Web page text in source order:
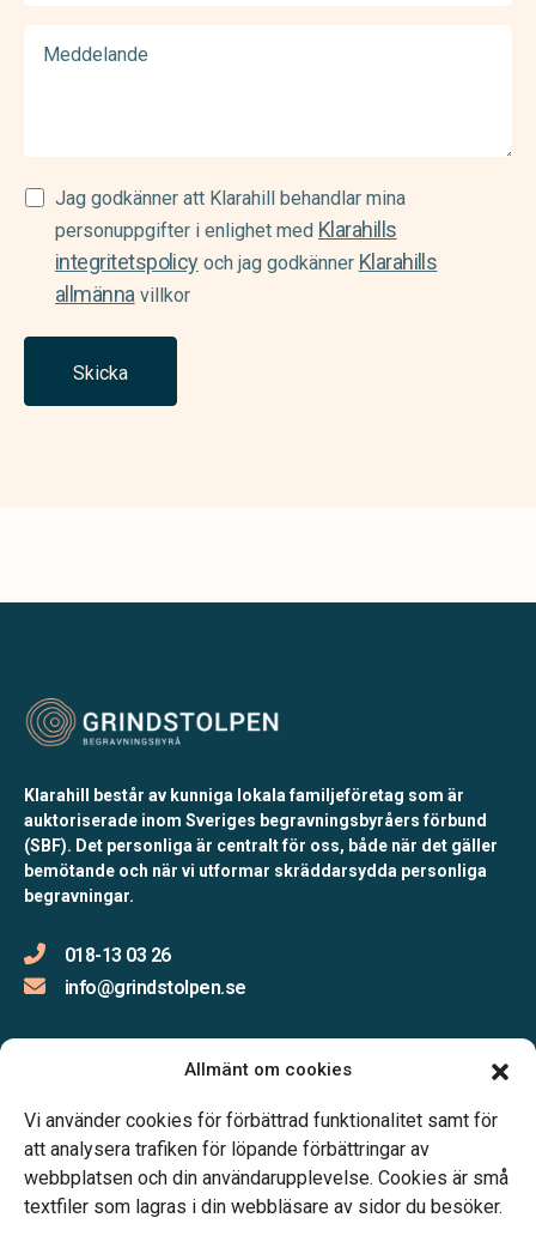
Allmänt om cookies
Vi använder cookies för förbättrad funktionalitet samt för
att analysera trafiken för löpande förbättringar av
webbplatsen och din användarupplevelse. Cookies är små
textfiler som lagras i din webbläsare av sidor du besöker.
Samtycke
(Required)
Jag godkänner att Klarahill behandlar mina
personuppgifter i enlighet med Klarahills
integritetspolicyoch jag godkänner Klarahills
allmännavillkor
Skicka
Klarahill består av kunniga lokala familjeföretag som är
auktoriserade inom Sveriges begravningsbyråers förbund
(SBF). Det personliga är centralt för oss, både när det gäller
bemötande och när vi utformar skräddarsydda personliga
begravningar.
018-13 03 26
info@grindstolpen.se
Måndag-Fredag 09.00-16.00